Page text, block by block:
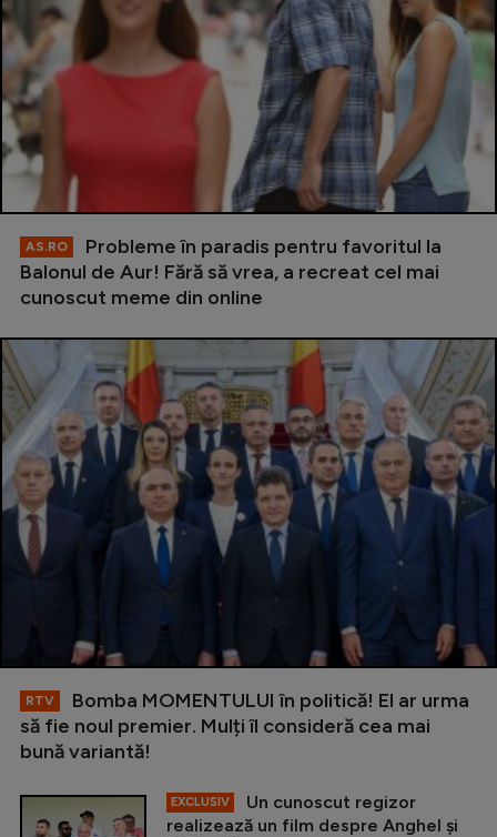
AS.RO
Probleme în paradis pentru favoritul la
Balonul de Aur! Fără să vrea, a recreat cel mai
cunoscut meme din online
RTV
Bomba MOMENTULUI în politică! El ar urma
să fie noul premier. Mulți îl consideră cea mai
bună variantă!
EXCLUSIV
Un cunoscut regizor
realizează un film despre Anghel și